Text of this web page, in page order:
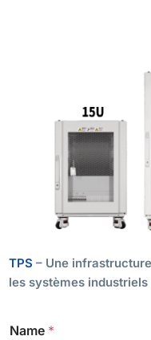
TPS– Une
les systèmes
Name *